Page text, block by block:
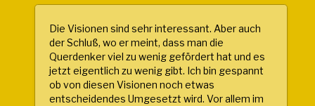
Die Visionen sind sehr interessant. Aber auch
der Schluß, wo er meint, dass man die
Querdenker viel zu wenig gefördert hat und es
jetzt eigentlich zu wenig gibt. Ich bin gespannt
ob von diesen Visionen noch etwas
entscheidendes Umgesetzt wird. Vor allem im